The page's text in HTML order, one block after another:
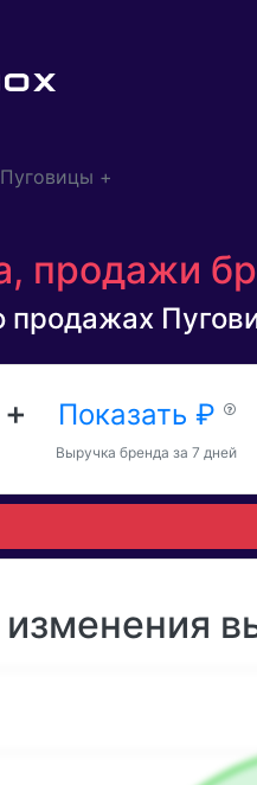
+
продажи
продажах
Показать ₽
Выручка бренда за 7 дней